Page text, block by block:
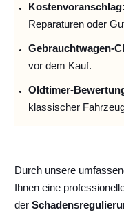
Kostenvoranschlag:
Reparaturen oder
Gebrauchtwagen-
vor dem Kauf.
Oldtimer-
klassischer
Durch unsere
Ihnen eine
der